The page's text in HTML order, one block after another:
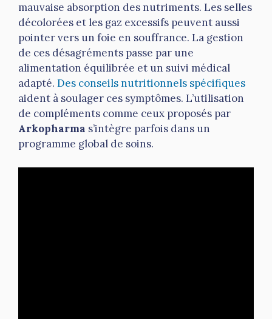
mauvaise absorption des nutriments. Les selles
décolorées et les gaz excessifs peuvent aussi
pointer vers un foie en souffrance. La gestion
de ces désagréments passe par une
alimentation équilibrée et un suivi médical
adapté. Des conseils nutritionnels spécifiques
aident à soulager ces symptômes. L’utilisation
de compléments comme ceux proposés par
Arkopharma s’intègre parfois dans un
programme global de soins.